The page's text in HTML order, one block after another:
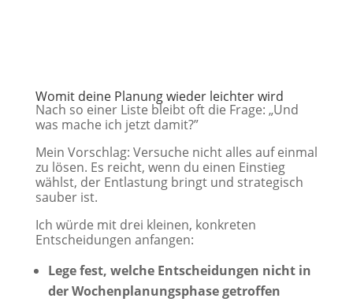
Womit deine Planung wieder leichter wird
Nach so einer Liste bleibt oft die Frage: „Und
was mache ich jetzt damit?”
Mein Vorschlag: Versuche nicht alles auf einmal
zu lösen. Es reicht, wenn du einen Einstieg
wählst, der Entlastung bringt und strategisch
sauber ist.
Ich würde mit drei kleinen, konkreten
Entscheidungen anfangen:
Lege fest, welche Entscheidungen nicht in
der Wochenplanungsphase getroffen